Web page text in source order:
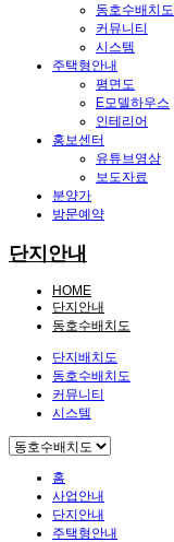
동호수배치도
커뮤니티
시스템
주택형안내
평면도
E모델하우스
인테리어
홍보센터
유튜브영상
보도자료
분양가
방문예약
단지안내
HOME
단지안내
동호수배치도
단지배치도
동호수배치도
커뮤니티
시스템
홈
사업안내
단지안내
주택형안내